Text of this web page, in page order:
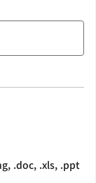
.doc, .xls, .ppt